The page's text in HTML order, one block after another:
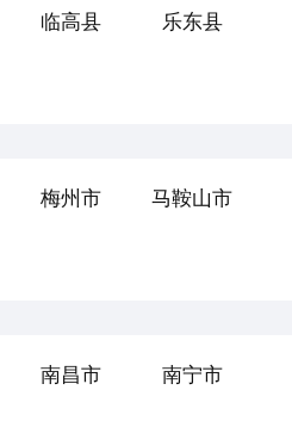
临高县 乐东县
梅州市 马鞍山市
南昌市 南宁市